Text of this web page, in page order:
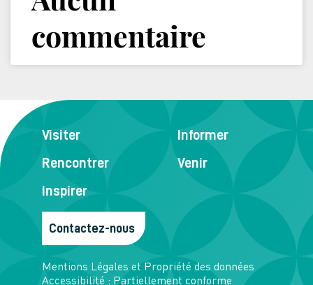
commentaire
Visiter
Rencontrer
Inspirer
Informer
Venir
Contactez-nous
Mentions Légales et Propriété des données
Accessibilité : Partiellement conforme